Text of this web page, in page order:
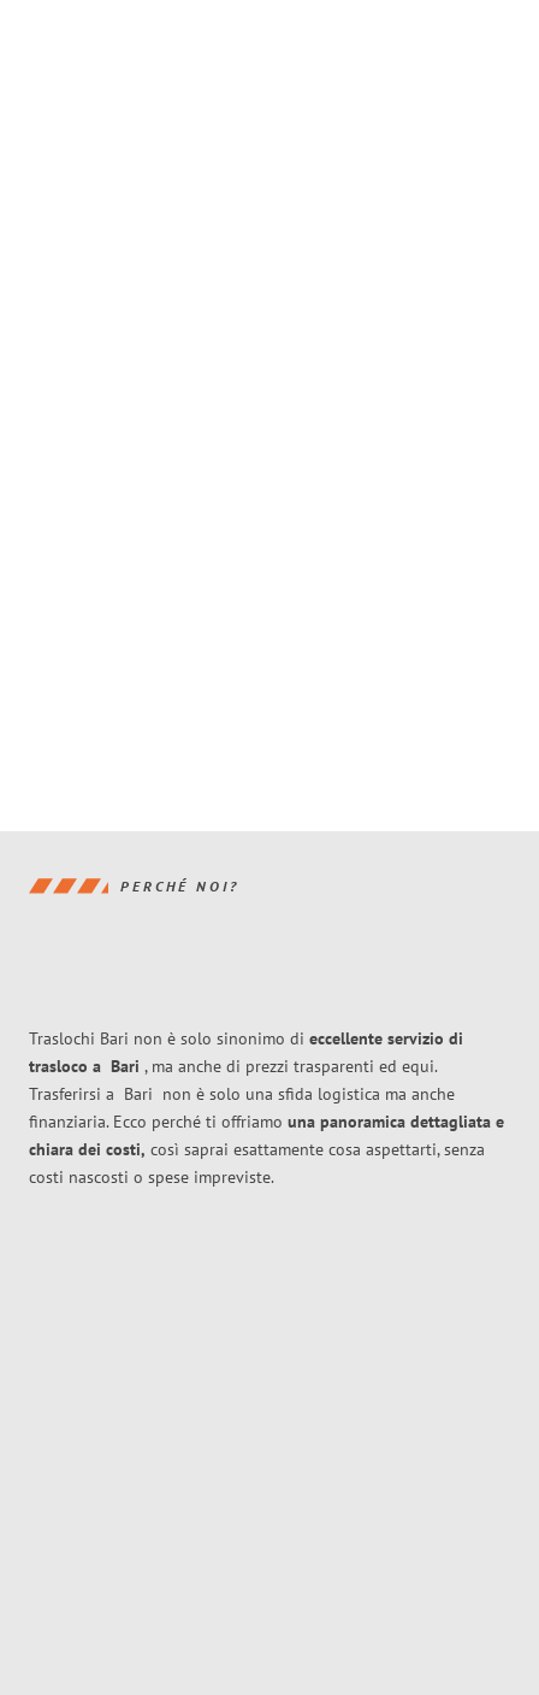
PERCHÉ NOI?
Traslochi Bari non è solo sinonimo di eccellente servizio di
trasloco a Bari , ma anche di prezzi trasparenti ed equi.
Trasferirsi a Bari non è solo una sfida logistica ma anche
finanziaria. Ecco perché ti offriamo una panoramica dettagliata e
chiara dei costi, così saprai esattamente cosa aspettarti, senza
costi nascosti o spese impreviste.